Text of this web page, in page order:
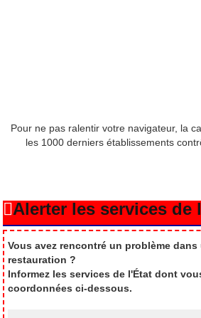
Pour ne pas ralentir votre navigateur, la
les 1000 derniers établissements
Alerter les services de
Vous avez rencontré un problème
restauration ?
Informez les services de l'État dont
coordonnées ci-dessous.